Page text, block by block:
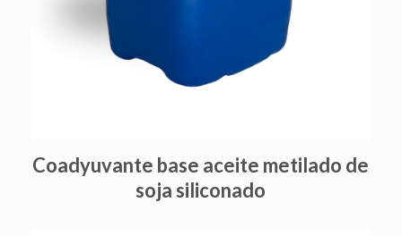
Coadyuvante base aceite metilado de
soja siliconado